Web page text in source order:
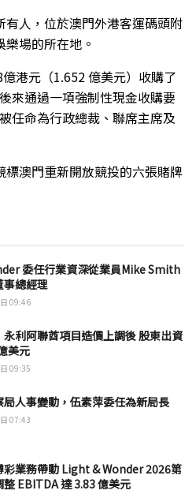
人，位於澳門外港客運碼頭附
場的所在地。
港元（1.652 億美元）收購了
來通過一項強制性現金收購要
任命為行政總裁、聯席主席及
澳門重新開放競投的六張賭牌
委任行業資深從業員Mike Smith
事總經理
09:46
利阿聯酋項目造價上調後 股東出資
美元
09:35
人事變動，伍素萍委任為新局長
07:43
彩業務帶動 Light & Wonder 2026第
EBITDA 達 3.83 億美元